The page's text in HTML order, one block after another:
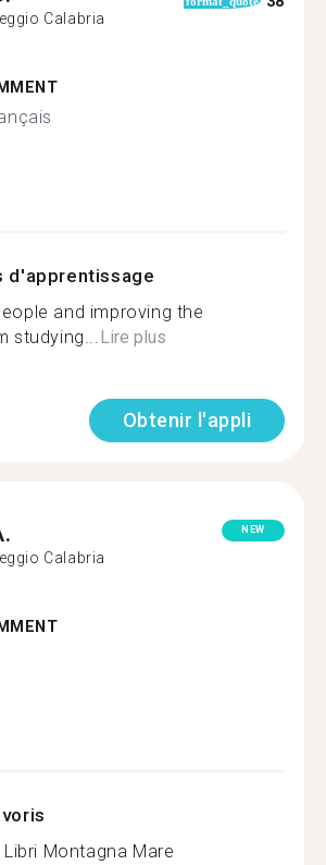
Calabria
d'apprentissage
and improving the
studying...Lire plus
Obtenir l'appli
Calabria
NEW
Montagna Mare